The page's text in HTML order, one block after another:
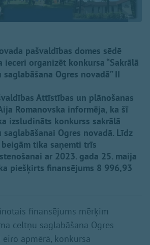
pašvaldības domes sēdē
organizēt konkursa “Sakrālā
Ogres novadā” II
Attīstības un plānošanas
Romanovska informēja, ka šī
izsludināts konkurss sakrālā
Ogres novadā. Līdz
tika saņemti trīs
ar 2023. gada 25. maija
piešķirts finansējums 8 996,93
finansējums mērķim
celtņu saglabāšana Ogres
apmērā, konkursa